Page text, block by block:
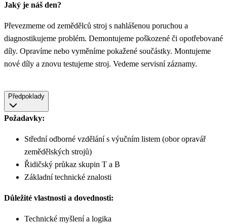
Jaký je náš den?
Převezmeme od zemědělců stroj s nahlášenou poruchou a
diagnostikujeme problém. Demontujeme poškozené či opotřebované
díly. Opravíme nebo vyměníme pokažené součástky. Montujeme
nové díly a znovu testujeme stroj. Vedeme servisní záznamy.
Předpoklady
Požadavky:
Střední odborné vzdělání s výučním listem (obor opravář
zemědělských strojů)
Řidičský průkaz skupin T a B
Základní technické znalosti
Důležité vlastnosti a dovednosti:
Technické myšlení a logika